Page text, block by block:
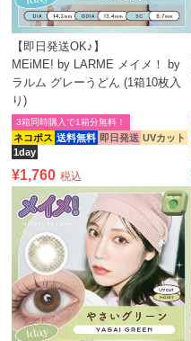
【即日発送OK♪】
MEiME! by LARME メイメ！ by
ラルム グレーうどん (1箱10枚入
り)
ネコポス 送料無料 即日発送 UVカット
1day
3箱同時購入で1箱分無料！
¥1,760 税込